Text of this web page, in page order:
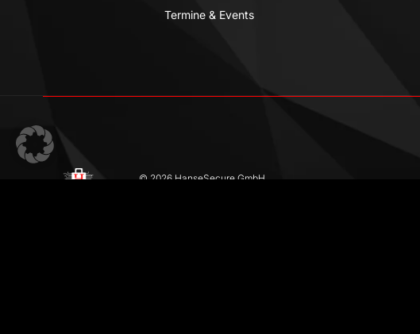
Termine & Events
© 2026 HanseSecure GmbH